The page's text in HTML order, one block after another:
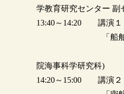
学教育研究センター 副
13:40～14:20 講演１
「船舶バラ
三村 治夫
院海事科学研究科)
14:20～15:00 講演２